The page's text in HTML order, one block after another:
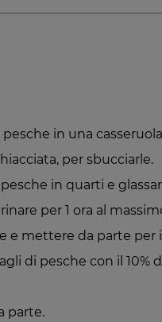
in una
per sbucciarle.
in quarti e
per 1 ora al
e mettere da parte per
di pesche con il 10%
parte.